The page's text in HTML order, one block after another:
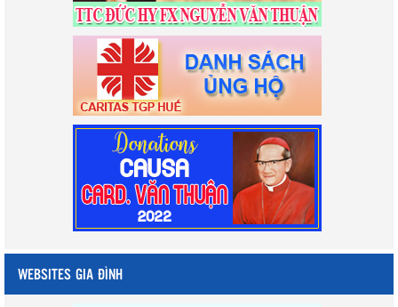
WEBSITES GIA ĐÌNH